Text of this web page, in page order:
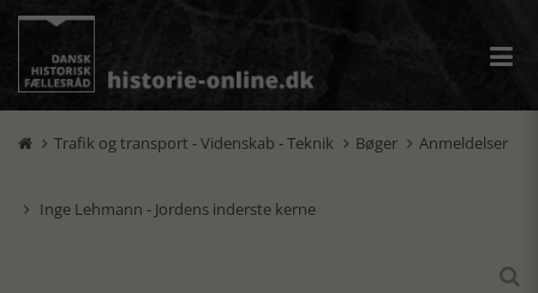
 Trafik og transport - Videnskab - Teknik  Bøger  Anmeldelser
 Inge Lehmann - Jordens inderste kerne
